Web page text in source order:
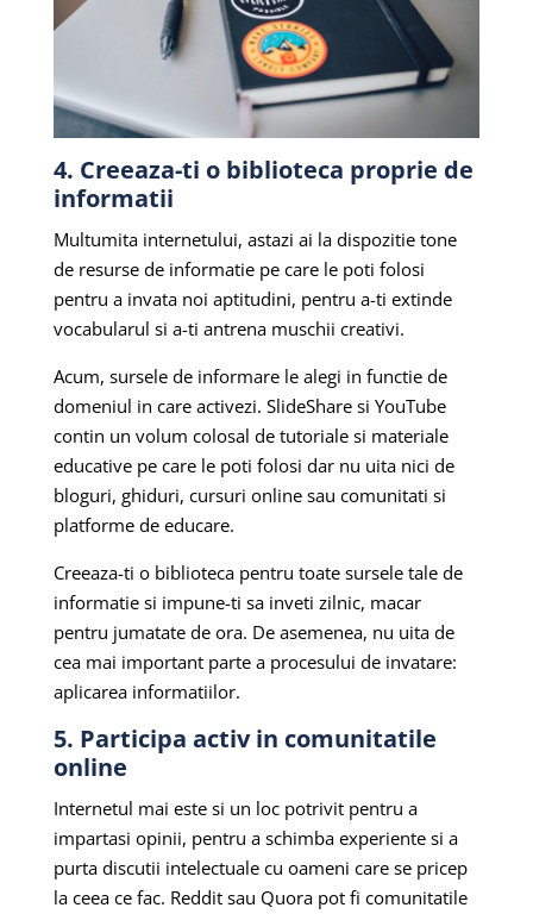
4. Creeaza-ti o biblioteca proprie de
informatii
Multumita internetului, astazi ai la dispozitie tone
de resurse de informatie pe care le poti folosi
pentru a invata noi aptitudini, pentru a-ti extinde
vocabularul si a-ti antrena muschii creativi.
Acum, sursele de informare le alegi in functie de
domeniul in care activezi. SlideShare si YouTube
contin un volum colosal de tutoriale si materiale
educative pe care le poti folosi dar nu uita nici de
bloguri, ghiduri, cursuri online sau comunitati si
platforme de educare.
Creeaza-ti o biblioteca pentru toate sursele tale de
informatie si impune-ti sa inveti zilnic, macar
pentru jumatate de ora. De asemenea, nu uita de
cea mai important parte a procesului de invatare:
aplicarea informatiilor.
5. Participa activ in comunitatile
online
Internetul mai este si un loc potrivit pentru a
impartasi opinii, pentru a schimba experiente si a
purta discutii intelectuale cu oameni care se pricep
la ceea ce fac. Reddit sau Quora pot fi comunitatile